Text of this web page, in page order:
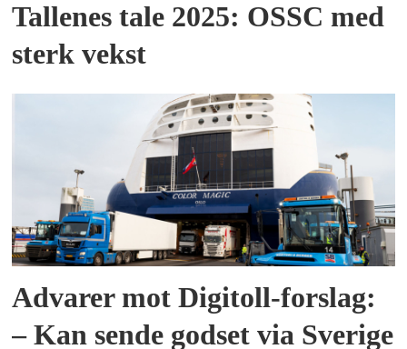
Tallenes tale 2025: OSSC med
sterk vekst
Advarer mot Digitoll-forslag:
– Kan sende godset via Sverige